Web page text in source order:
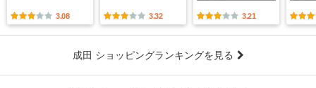
3.08 3.32 3.21
成田 ショッピングランキングを見る